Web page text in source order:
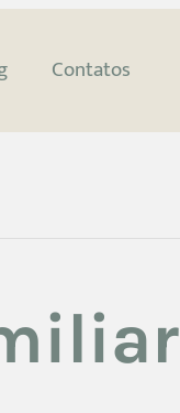
Contatos